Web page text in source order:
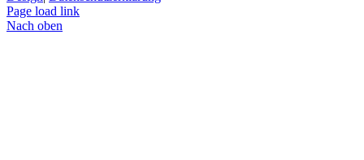
Page load link
Nach oben